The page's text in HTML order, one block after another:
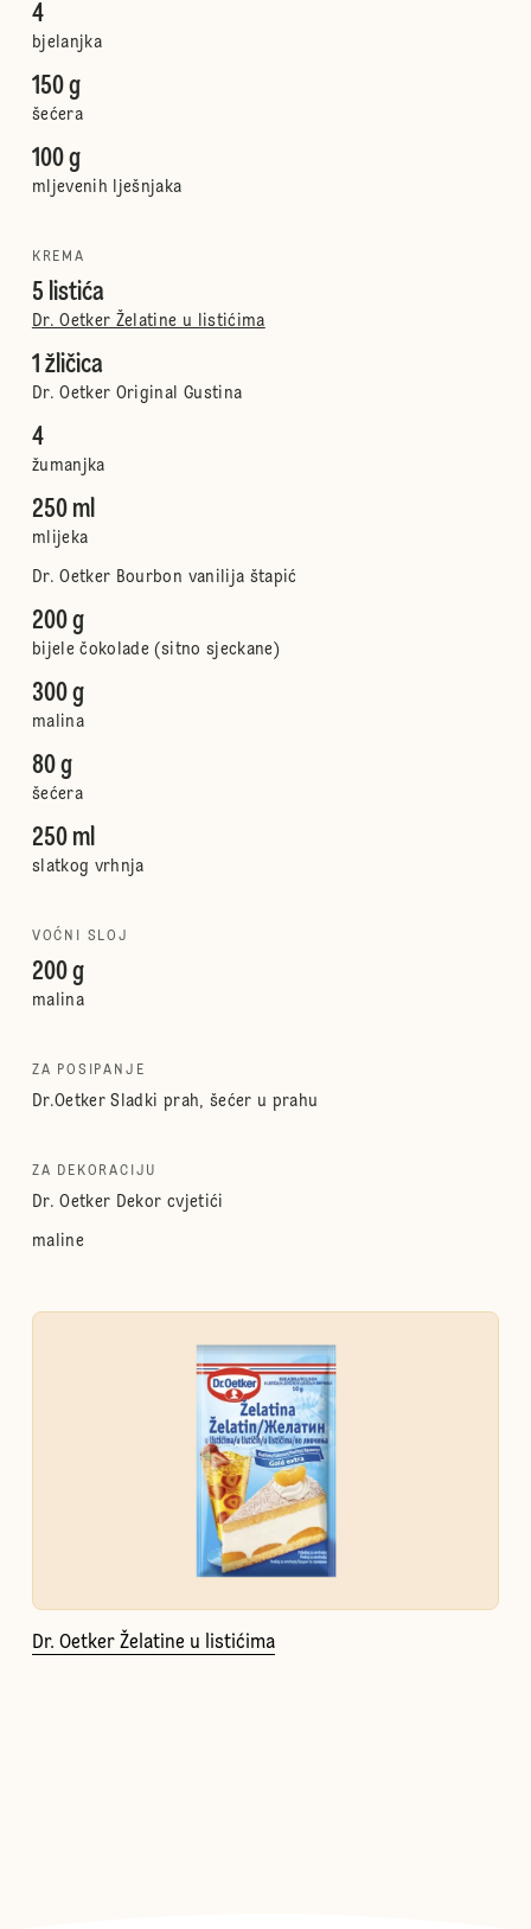
4
bjelanjka
150 g
šećera
100 g
mljevenih lješnjaka
KREMA
5 listića
Dr. Oetker Želatine u listićima
1 žličica
Dr. Oetker Original Gustina
4
žumanjka
250 ml
mlijeka
Dr. Oetker Bourbon vanilija štapić
200 g
bijele čokolade (sitno sjeckane)
300 g
malina
80 g
šećera
250 ml
slatkog vrhnja
VOĆNI SLOJ
200 g
malina
ZA POSIPANJE
Dr.Oetker Sladki prah, šećer u prahu
ZA DEKORACIJU
Dr. Oetker Dekor cvjetići
maline
Dr. Oetker Želatine u listićima